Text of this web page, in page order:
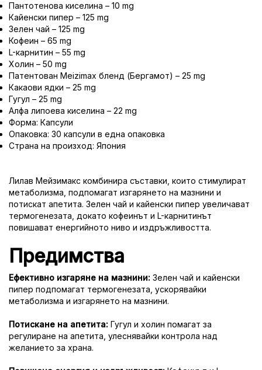
Пантотенова киселина – 10 mg
Кайенски пипер – 125 mg
Зелен чай – 125 mg
Кофеин – 65 mg
L-карнитин – 55 mg
Холин – 50 mg
Патентован Meizimax бленд (Бергамот) – 25 mg
Какаови ядки – 25 mg
Гугул – 25 mg
Алфа липоева киселина – 22 mg
Форма: Капсули
Опаковка: 30 капсули в една опаковка
Страна на произход: Япония
Лилав Мейзимакс комбинира съставки, които стимулират
метаболизма, подпомагат изгарянето на мазнини и
потискат апетита. Зелен чай и кайенски пипер увеличават
термогенезата, докато кофеинът и L-карнитинът
повишават енергийното ниво и издръжливостта.
Предимства
Ефективно изгаряне на мазнини: Зелен чай и кайенски
пипер подпомагат термогенезата, ускорявайки
метаболизма и изгарянето на мазнини.
Потискане на апетита: Гугул и холин помагат за
регулиране на апетита, улеснявайки контрола над
желанието за храна.